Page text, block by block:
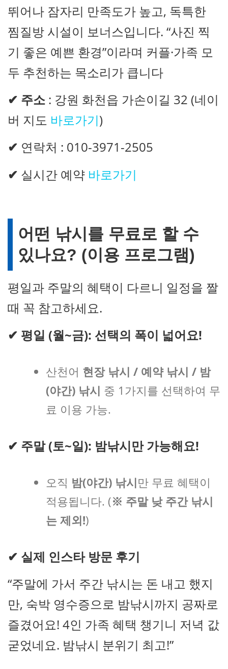
뛰어나 잠자리 만족도가 높고, 독특한
찜질방 시설이 보너스입니다. “사진 찍
기 좋은 예쁜 환경”이라며 커플·가족 모
두 추천하는 목소리가 큽니다
✔ 주소 : 강원 화천읍 가손이길 32 (네이
버 지도 바로가기)
✔ 연락처 : 010-3971-2505
✔ 실시간 예약 바로가기
어떤 낚시를 무료로 할 수
있나요? (이용 프로그램)
평일과 주말의 혜택이 다르니 일정을 짤
때 꼭 참고하세요.
✔ 평일 (월~금): 선택의 폭이 넓어요!
산천어 현장 낚시 / 예약 낚시 / 밤
(야간) 낚시 중 1가지를 선택하여 무
료 이용 가능.
✔ 주말 (토~일): 밤낚시만 가능해요!
오직 밤(야간) 낚시만 무료 혜택이
적용됩니다. (※ 주말 낮 주간 낚시
는 제외!)
✔ 실제 인스타 방문 후기
“주말에 가서 주간 낚시는 돈 내고 했지
만, 숙박 영수증으로 밤낚시까지 공짜로
즐겼어요! 4인 가족 혜택 챙기니 저녁 값
굳었네요. 밤낚시 분위기 최고!”